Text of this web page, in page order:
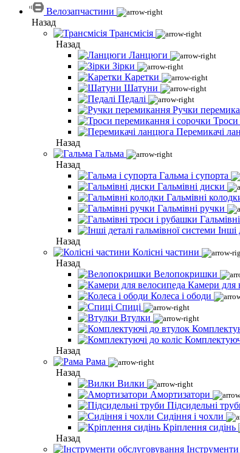
Велозапчастини
Назад
Трансмісія
Назад
Ланцюги
Зірки
Каретки
Шатуни
Педалі
Ручки
Троси
Перемикачі
Назад
Гальма
Назад
Гальма і супорта
Гальмівні диски
Гальмівні
Гальмівні ручки
Інші
Назад
Колісні частини
Назад
Велопокришки
Камери для
Колеса і ободи
Спиці
Втулки
Назад
Рама
Назад
Вилки
Амортизатори
Підсидельні
Сидіння і чохли
Кріплення сидінь
Назад